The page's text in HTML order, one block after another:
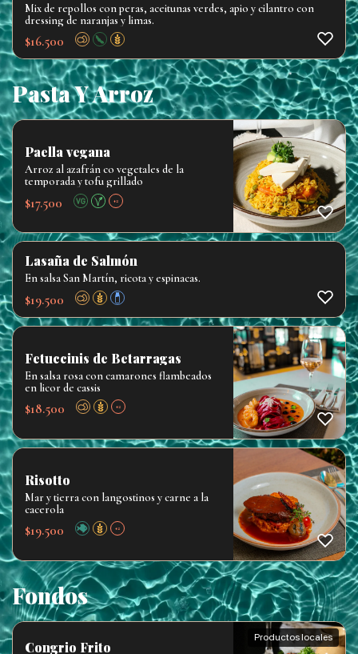
Mix de repollos con peras, aceitunas verdes, apio y cilantro con
dressing de naranjas y limas.
$16.500
Pasta Y Arroz
Paella vegana
Arroz al azafrán co vegetales de la
temporada y tofu grillado
$17.500 +2
Lasaña de Salmón
En salsa San Martín, ricota y espinacas.
$19.500
Fetuccinis de Betarragas
En salsa rosa con camarones flambeados
en licor de cassis
$18.500 +2
Risotto
Mar y tierra con langostinos y carne a la
cacerola
$19.500 +2
Fondos
Congrio Frito
Productos locales